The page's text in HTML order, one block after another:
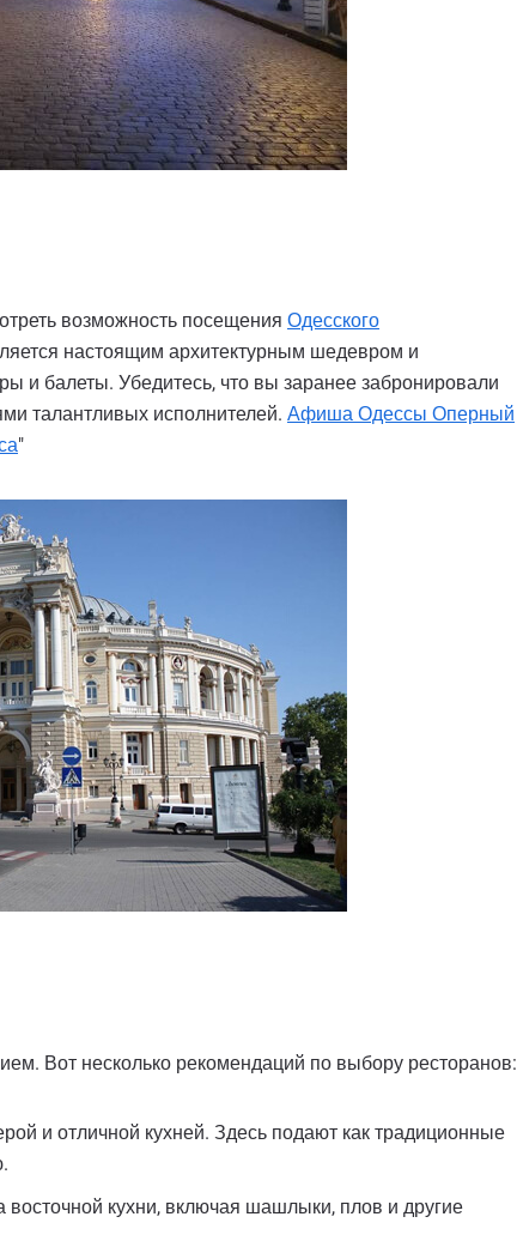
возможность посещения Одесского
настоящим архитектурным шедевром и
и балеты. Убедитесь, что вы заранее забронировали
талантливых исполнителей. Афиша Одессы Оперный
"
Вот несколько рекомендаций по выбору ресторанов:
и отличной кухней. Здесь подают как традиционные
кухни, включая шашлыки, плов и другие